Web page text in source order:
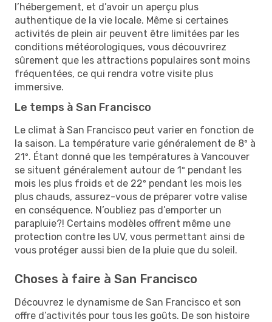
l’hébergement, et d’avoir un aperçu plus
authentique de la vie locale. Même si certaines
activités de plein air peuvent être limitées par les
conditions météorologiques, vous découvrirez
sûrement que les attractions populaires sont moins
fréquentées, ce qui rendra votre visite plus
immersive.
Le temps à San Francisco
Le climat à San Francisco peut varier en fonction de
la saison. La température varie généralement de 8º à
21º. Étant donné que les températures à Vancouver
se situent généralement autour de 1º pendant les
mois les plus froids et de 22º pendant les mois les
plus chauds, assurez-vous de préparer votre valise
en conséquence. N’oubliez pas d’emporter un
parapluie?! Certains modèles offrent même une
protection contre les UV, vous permettant ainsi de
vous protéger aussi bien de la pluie que du soleil.
Choses à faire à San Francisco
Découvrez le dynamisme de San Francisco et son
offre d’activités pour tous les goûts. De son histoire